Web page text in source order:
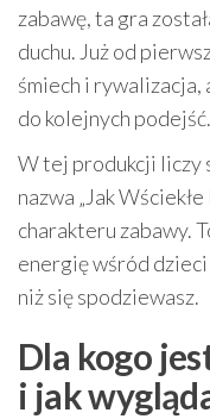
zabawę, ta gra
duchu. Już od
śmiech i rywalizacja,
do kolejnych podejść.
W tej produkcji liczy
nazwa „Jak
charakteru zabawy.
energię wśród dzieci
niż się spodziewasz.
Dla kogo
i jak